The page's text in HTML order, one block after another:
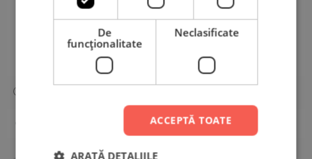
3 stele
0%
2 stele
De
funcţionalitate
Neclasificate
ACCEPTĂ TOATE
ARATĂ DETALIILE